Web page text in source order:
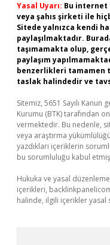
Yasal Uyarı: Bu internet
veya şahıs şirketi ile
Sitede yalnızca kendi
paylaşılmaktadır.
taşımamakta olup,
paylaşım
benzerlikleri tamamen
taslak halindedir ve
Sitemiz, 5651 Sayılı
Kurumu (BTK) tarafından
vermektedir. Bu nedenle,
veya araştırma
yazdıkları içeriklerin
bu sorumluluğu kabul etmiş
Hukuka ve yasal
içerikleri,
halinde, ilgili içerikler yasal